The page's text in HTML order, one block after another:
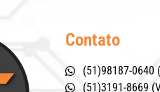
Contato
(51)98187-0640
(51)3191-8669